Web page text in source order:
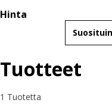
Hinta
Järjestä
Tuotteet
1 Tuotetta